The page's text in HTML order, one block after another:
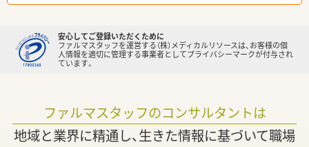
安心してご登録いただくために
ファルマスタッフを運営する（株）メディカルリソースは、お客様の個
人情報を適切に管理する事業者としてプライバシーマークが付与され
ています。
ファルマスタッフのコンサルタントは
地域と業界に精通し、生きた情報に基づいて職場